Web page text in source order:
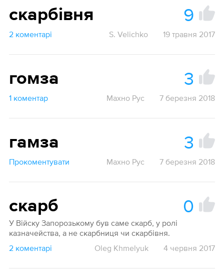
скарбівня 9
2 коментарі S. Velichko 19 травня 2017
гомза 3
1 коментар Махно Рус 7 березня 2018
гамза 3
Прокоментувати Махно Рус 7 березня 2018
скарб 0
У Війску Запорозькому був саме скарб, у ролі
казначейства, а не скарбниця чи скарбівня.
2 коментарі
Oleg Khmelyuk 4 червня 2017